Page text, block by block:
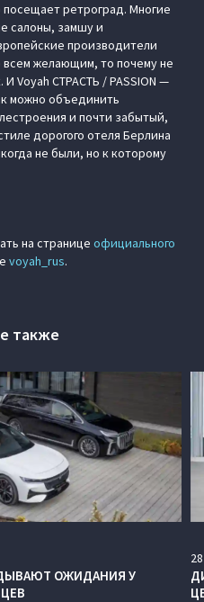
ретроград. Многие
салоны, замшу и
производители
всем желающим, то почему не
И Voyah СТРАСТЬ / PASSION —
можно объединить
и почти забытый,
дорогого отеля Берлина
не были, но к которому
на странице официального
voyah_rus.
также
ОЖИДАНИЯ У
28